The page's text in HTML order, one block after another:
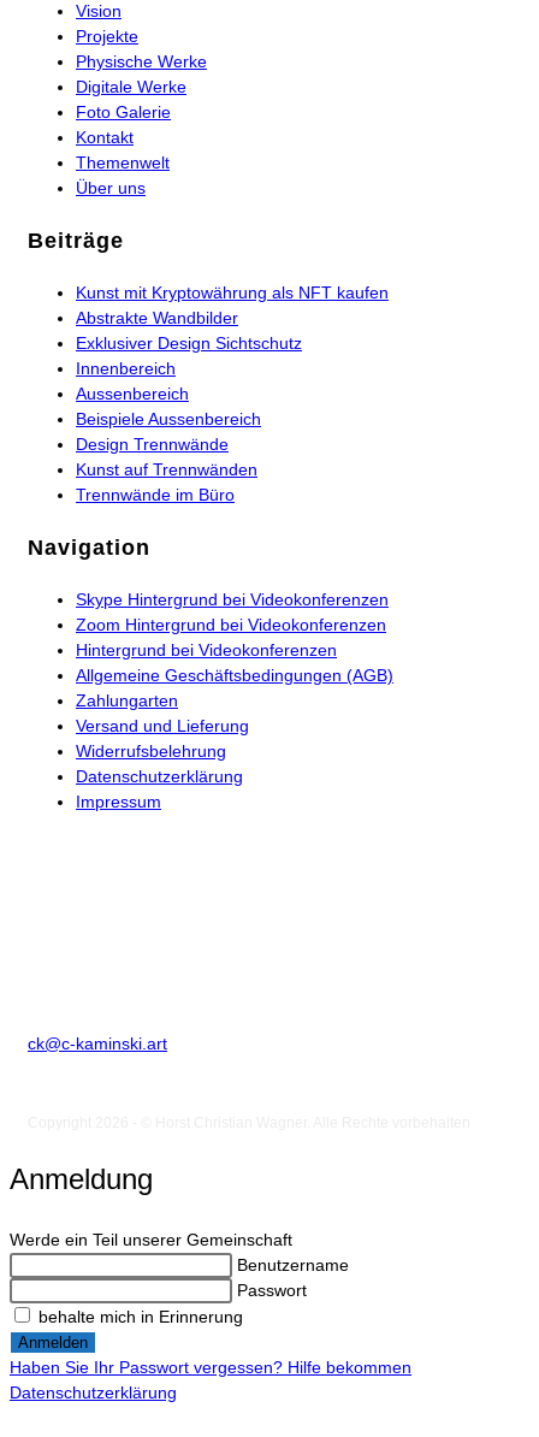
Vision
Projekte
Physische Werke
Digitale Werke
Foto Galerie
Kontakt
Themenwelt
Über uns
Beiträge
Kunst mit Kryptowährung als NFT kaufen
Abstrakte Wandbilder
Exklusiver Design Sichtschutz
Innenbereich
Aussenbereich
Beispiele Aussenbereich
Design Trennwände
Kunst auf Trennwänden
Trennwände im Büro
Navigation
Skype Hintergrund bei Videokonferenzen
Zoom Hintergrund bei Videokonferenzen
Hintergrund bei Videokonferenzen
Allgemeine Geschäftsbedingungen (AGB)
Zahlungarten
Versand und Lieferung
Widerrufsbelehrung
Datenschutzerklärung
Impressum
ck@c-kaminski.art
Anmeldung
Werde ein Teil unserer Gemeinschaft
Benutzername
Passwort
behalte mich in Erinnerung
Anmelden
Haben Sie Ihr Passwort vergessen? Hilfe bekommen
Datenschutzerklärung